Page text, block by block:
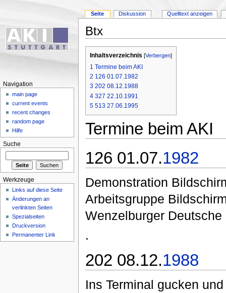
Btx
Inhaltsverzeichnis [Verbergen]
1 Termine beim AKI
2 126 01.07.1982
3 202 08.12.1988
4 327 22.10.1991
5 513 27.06.1995
Termine beim AKI
126 01.07.1982
Demonstration
Arbeitsgruppe
Wenzelburger
.
202 08.12.1988
Ins Terminal gucken
Seite Diskussion Quelltext anzeigen
Navigation
main page
current events
recent changes
random page
Hilfe
Suche
Werkzeuge
Links auf diese Seite
Änderungen an
verlinkten Seiten
Spezialseiten
Druckversion
Permanenter Link